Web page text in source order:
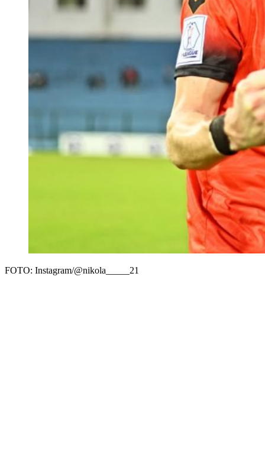
FOTO: Instagram/@nikola_____21